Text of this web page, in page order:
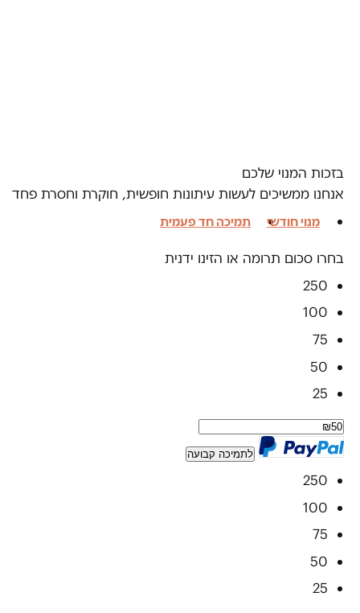
בזכות המנוי שלכם
אנחנו ממשיכים לעשות עיתונות חופשית, חוקרת וחסרת פחד
מנוי חודשי תמיכה חד פעמית
בחרו סכום תרומה או הזינו ידנית
250
100
75
50
25
לתמיכה קבועה
250
100
75
50
25